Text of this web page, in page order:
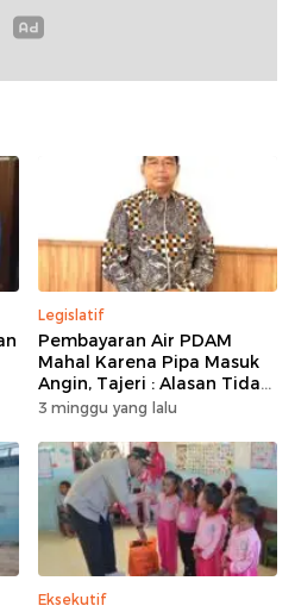
Legislatif
Pembayaran Air PDAM
Mahal Karena Pipa Masuk
Angin, Tajeri : Alasan Tidak
Masuk Akal
3 minggu yang lalu
Eksekutif